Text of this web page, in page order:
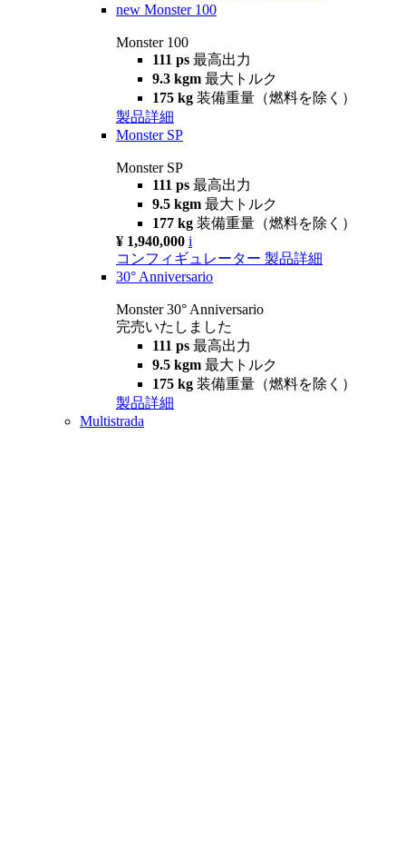
new Monster 100
Monster 100
111 ps 最高出力
9.3 kgm 最大トルク
175 kg 装備重量（燃料を除く）
製品詳細
Monster SP
Monster SP
111 ps 最高出力
9.5 kgm 最大トルク
177 kg 装備重量（燃料を除く）
¥ 1,940,000 i
コンフィギュレーター 製品詳細
30° Anniversario
Monster 30° Anniversario
完売いたしました
111 ps 最高出力
9.5 kgm 最大トルク
175 kg 装備重量（燃料を除く）
製品詳細
Multistrada